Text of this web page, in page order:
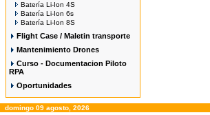
Batería Li-Ion 4S
Batería Li-Ion 6s
Batería Li-Ion 8S
Flight Case / Maletin transporte
Mantenimiento Drones
Curso - Documentacion Piloto
RPA
Oportunidades
domingo 09 agosto, 2026